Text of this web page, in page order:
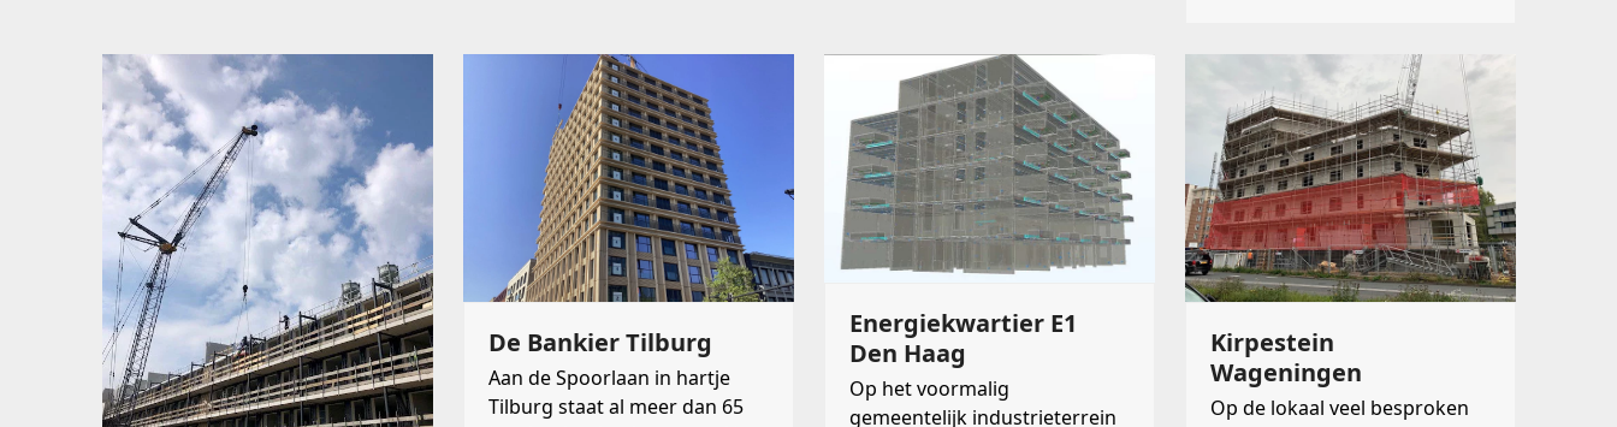
De Bankier Tilburg
Aan de Spoorlaan in hartje
Tilburg staat al meer dan 65
Energiekwartier E1
Den Haag
Op het voormalig
gemeentelijk industrieterrein
Kirpestein
Wageningen
Op de lokaal veel besproken